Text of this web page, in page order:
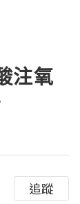
注氧
追蹤